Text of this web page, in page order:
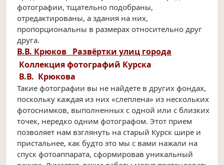
фотографии, тщательно подобраны,
отредактированы, а здания на них,
пропорциональны в размерах относительно друг
друга.
В.В. Крюков Развёртки улиц города
Коллекция фотографий Курска
В.В. Крюкова
Такие фотографии вы не найдете в других фондах,
поскольку каждая из них «слеплена» из нескольких
фотоснимков, выполненных с одной или с близких
точек, нередко одним фотографом. Этот прием
позволяет нам взглянуть на старый Курск шире и
пристальнее, как будто это мы с вами нажали на
спуск фотоаппарата, сформировав уникальный